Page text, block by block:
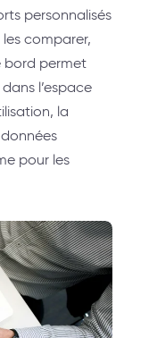
personnalisés
les comparer,
bord permet
l’espace
la
pour les